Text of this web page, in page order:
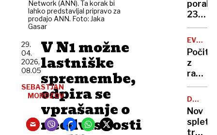
Network (ANN). Ta korak bi
lahko predstavljal pripravo za
prodajo ANN. Foto: Jaka
Gasar
V N1 možne
lastniške
spremembe,
odpira se
vprašanje o
neodvisnosti
29.
04.
2026,
08.05
SEBASTJAN
MOROZOV
zapor
bo
treba
236
v
štirih
EVROPA
GORI
z
na
požar:
poletni
požari
Nov
spletni
trend